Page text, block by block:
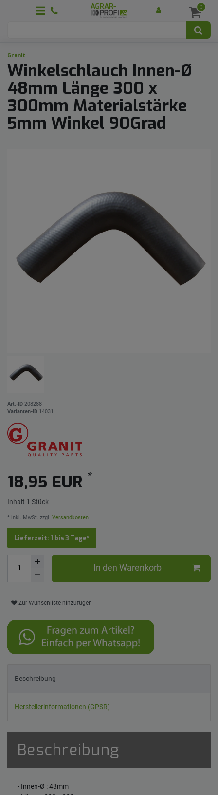
0
Granit
Winkelschlauch Innen-Ø
48mm Länge 300 x
300mm Materialstärke
5mm Winkel 90Grad
Art.-ID 208288
Varianten-ID 14031
18,95 EUR *
Inhalt 1 Stück
* inkl. MwSt. zzgl. Versandkosten
Lieferzeit: 1 bis 3 Tage*
In den Warenkorb
Zur Wunschliste hinzufügen
Beschreibung
Herstellerinformationen (GPSR)
Beschreibung
- Innen-Ø : 48mm